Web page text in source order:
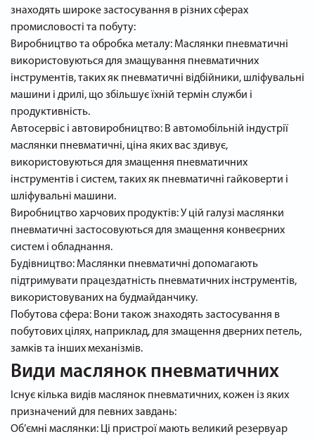
знаходять широке застосування в різних сферах
промисловості та побуту:
Виробництво та обробка металу: Маслянки пневматичні
використовуються для змащування пневматичних
інструментів, таких як пневматичні відбійники, шліфувальні
машини і дрилі, що збільшує їхній термін служби і
продуктивність.
Автосервіс і автовиробництво: В автомобільній індустрії
маслянки пневматичні, ціна яких вас здивує,
використовуються для змащення пневматичних
інструментів і систем, таких як пневматичні гайковерти і
шліфувальні машини.
Виробництво харчових продуктів: У цій галузі маслянки
пневматичні застосовуються для змащення конвеєрних
систем і обладнання.
Будівництво: Маслянки пневматичні допомагають
підтримувати працездатність пневматичних інструментів,
використовуваних на будмайданчику.
Побутова сфера: Вони також знаходять застосування в
побутових цілях, наприклад, для змащення дверних петель,
замків та інших механізмів.
Види маслянок пневматичних
Існує кілька видів маслянок пневматичних, кожен із яких
призначений для певних завдань:
Об’ємні маслянки: Ці пристрої мають великий резервуар